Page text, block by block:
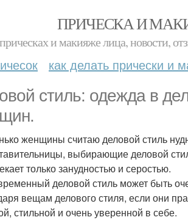
ПРИЧЕСКА И
и макияже лица, новости,
как делать прически и
стиль: одежда в
женщины считаю деловой стиль
выбирающие деловой
только занудностью и серостью.
деловой стиль может быть
вещам делового стиля, если они
стильной и очень уверенной в себе.